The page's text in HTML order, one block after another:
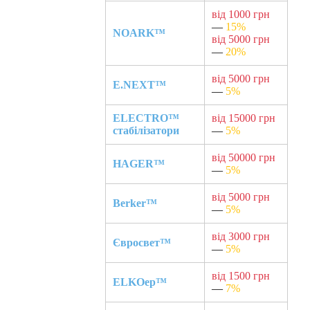
NOARK™
від 1000 грн
— 15%
від 5000 грн
— 20%
E.NEXT™
від 5000 грн
— 5%
ELECTRO™
стабілізатори
від 15000 грн
— 5%
HAGER™
від 50000 грн
— 5%
Berker™
від 5000 грн
— 5%
Євросвет™
від 3000 грн
— 5%
ELKOep™
від 1500 грн
— 7%